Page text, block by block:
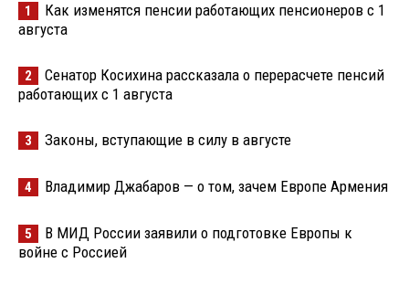
1
Как изменятся пенсии работающих пенсионеров с 1
августа
2
Сенатор Косихина рассказала о перерасчете пенсий
работающих с 1 августа
3 Законы, вступающие в силу в августе
4 Владимир Джабаров — о том, зачем Европе Армения
5
В МИД России заявили о подготовке Европы к
войне с Россией